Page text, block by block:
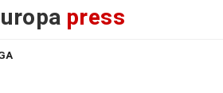
press